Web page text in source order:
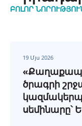
ԲՈԼՈՐ
19 Մյս 2026
ծրագրի
սեմինարը՝